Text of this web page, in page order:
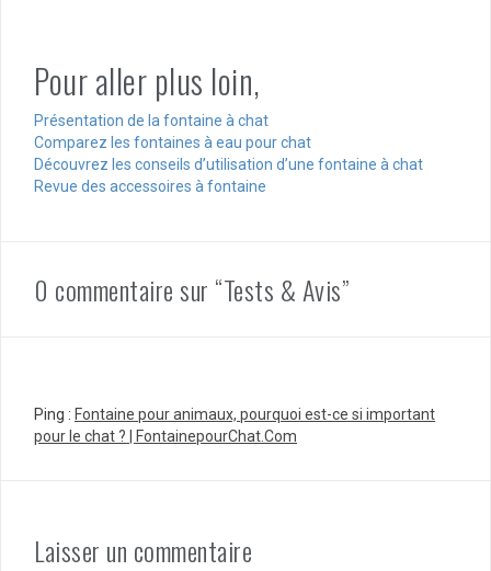
Pour aller plus loin,
Présentation de la fontaine à chat
Comparez les fontaines à eau pour chat
Découvrez les conseils d’utilisation d’une fontaine à chat
Revue des accessoires à fontaine
0 commentaire sur “Tests & Avis”
Ping : Fontaine pour animaux, pourquoi est-ce si important
pour le chat ? | FontainepourChat.Com
Laisser un commentaire